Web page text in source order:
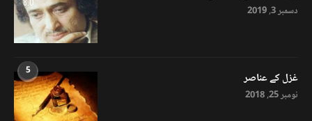
دسمبر 3, 2019
5 غزل کے عناصر
نومبر 25, 2018